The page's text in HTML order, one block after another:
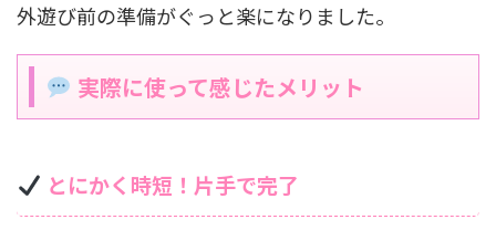
外遊び前の準備がぐっと楽になりました。
実際に使って感じたメリット
とにかく時短！片手で完了